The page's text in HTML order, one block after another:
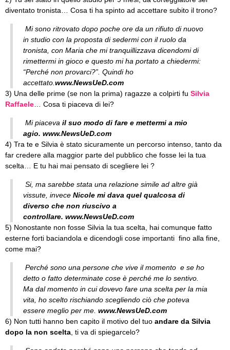
diventato tronista… Cosa ti ha spinto ad accettare subito il trono?
Mi sono ritrovato dopo poche ore da un rifiuto di nuovo
in studio con la proposta di sedermi con il ruolo da
tronista, con Maria che mi tranquillizzava dicendomi di
rimettermi in gioco e questo mi ha portato a chiedermi:
“Perché non provarci?”. Quindi ho
accettato. www.NewsUeD.com
3) Una delle prime (se non la prima) ragazze a colpirti fu Silvia
Raffaele … Cosa ti piaceva di lei?
Mi piaceva il suo modo di fare e mettermi a mio
agio. www.NewsUeD.com
4) Tra te e Silvia è stato sicuramente un percorso intenso, tanto da
far credere alla maggior parte del pubblico che fosse lei la tua
scelta… E tu hai mai pensato di scegliere lei ?
Si, ma sarebbe stata una relazione simile ad altre già
vissute, invece Nicole mi dava quel qualcosa di
diverso che non riuscivo a
controllare. www.NewsUeD.com
5) Nonostante non fosse Silvia la tua scelta, hai comunque fatto
esterne forti baciandola e dicendogli cose importanti fino alla fine,
come mai?
Perché sono una persone che vive il momento e se ho
detto o fatto determinate cose è perché me lo sentivo.
Ma dal momento in cui dovevo fare una scelta per la mia
vita, ho scelto rischiando scegliendo ciò che poteva
essere meglio per me. www.NewsUeD.com
6) Non tutti hanno ben capito il motivo del tuo andare da Silvia
dopo la non scelta , ti va di spiegarcelo?